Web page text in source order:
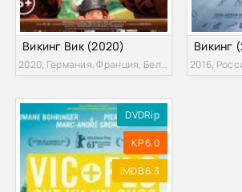
Викинг Вик (2020)
2020, Германия, Франция, Бельгия
Викинг
2016,
DVDRip
KP 6.0
IMDB 6.3